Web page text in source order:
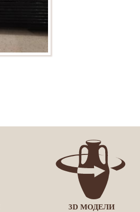
3D МОДЕЛИ